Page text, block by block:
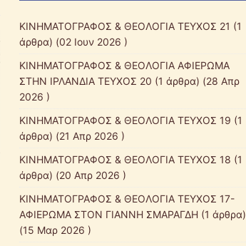
ΚΙΝΗΜΑΤΟΓΡΑΦΟΣ & ΘΕΟΛΟΓΙΑ ΤΕΥΧΟΣ 21 (1
άρθρα) (02 Ιουν 2026 )
ΚΙΝΗΜΑΤΟΓΡΑΦΟΣ & ΘΕΟΛΟΓΙΑ ΑΦΙΕΡΩΜΑ
ΣΤΗΝ ΙΡΛΑΝΔΙΑ ΤΕΥΧΟΣ 20 (1 άρθρα) (28 Απρ
2026 )
ΚΙΝΗΜΑΤΟΓΡΑΦΟΣ & ΘΕΟΛΟΓΙΑ ΤΕΥΧΟΣ 19 (1
άρθρα) (21 Απρ 2026 )
ΚΙΝΗΜΑΤΟΓΡΑΦΟΣ & ΘΕΟΛΟΓΙΑ ΤΕΥΧΟΣ 18 (1
άρθρα) (20 Απρ 2026 )
ΚΙΝΗΜΑΤΟΓΡΑΦΟΣ & ΘΕΟΛΟΓΙΑ ΤΕΥΧΟΣ 17-
ΑΦΙΕΡΩΜΑ ΣΤΟΝ ΓΙΑΝΝΗ ΣΜΑΡΑΓΔΗ(1 άρθρα)
(15 Μαρ 2026 )